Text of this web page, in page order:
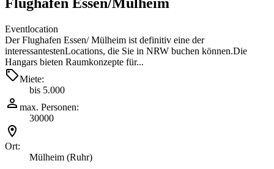
Flughafen Essen/Mülheim
Eventlocation
Der Flughafen Essen/ Mülheim ist definitiv eine der
interessantestenLocations, die Sie in NRW buchen können.Die
Hangars bieten Raumkonzepte für...
Miete:
bis 5.000
max. Personen:
30000
Ort:
Mülheim (Ruhr)